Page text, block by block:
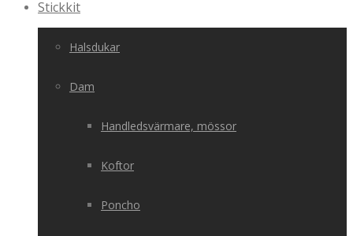
Stickkit
Halsdukar
Dam
Handledsvärmare, mössor
Koftor
Poncho